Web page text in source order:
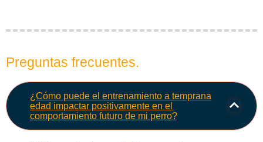
Preguntas frecuentes.
¿Cómo puede el entrenamiento a temprana
edad impactar positivamente en el
comportamiento futuro de mi perro?